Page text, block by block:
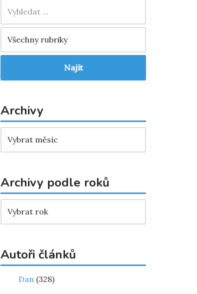
Archivy
Archivy podle roků
Autoři článků
Dan (328)